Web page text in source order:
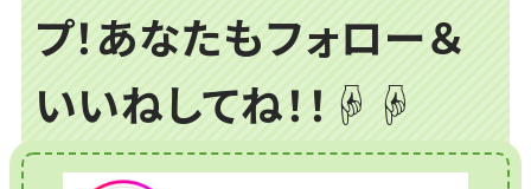
プ！あなたもフォロー＆
いいねしてね！！☟☟